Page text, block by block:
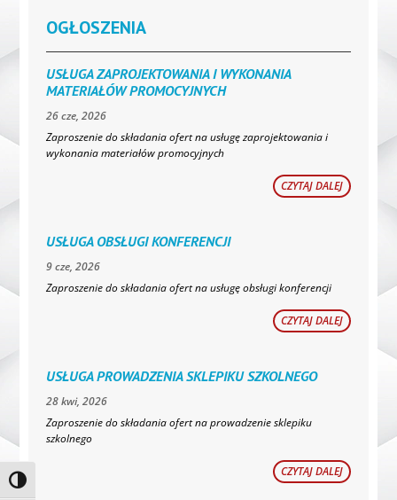
Toggle High Contrast
OGŁOSZENIA
USŁUGA ZAPROJEKTOWANIA I WYKONANIA
MATERIAŁÓW PROMOCYJNYCH
26 cze, 2026
Zaproszenie do składania ofert na usługę zaprojektowania i
wykonania materiałów promocyjnych
CZYTAJ DALEJ
USŁUGA OBSŁUGI KONFERENCJI
9 cze, 2026
Zaproszenie do składania ofert na usługę obsługi konferencji
CZYTAJ DALEJ
USŁUGA PROWADZENIA SKLEPIKU SZKOLNEGO
28 kwi, 2026
Zaproszenie do składania ofert na prowadzenie sklepiku
szkolnego
CZYTAJ DALEJ